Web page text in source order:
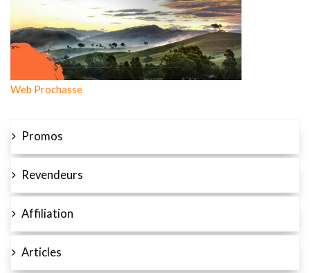
Web Prochasse
Promos
Revendeurs
Affiliation
Articles